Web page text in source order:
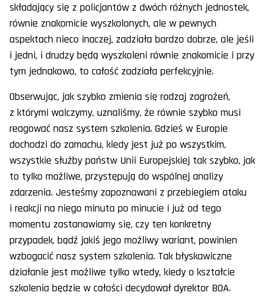
składający się z policjantów z dwóch różnych jednostek,
równie znakomicie wyszkolonych, ale w pewnych
aspektach nieco inaczej, zadziała bardzo dobrze, ale jeśli
i jedni, i drudzy będą wyszkoleni równie znakomicie i przy
tym jednakowo, to całość zadziała perfekcyjnie.
Obserwując, jak szybko zmienia się rodzaj zagrożeń,
z którymi walczymy, uznaliśmy, że równie szybko musi
reagować nasz system szkolenia. Gdzieś w Europie
dochodzi do zamachu, kiedy jest już po wszystkim,
wszystkie służby państw Unii Europejskiej tak szybko, jak
to tylko możliwe, przystępują do wspólnej analizy
zdarzenia. Jesteśmy zapoznawani z przebiegiem ataku
i reakcji na niego minuta po minucie i już od tego
momentu zastanawiamy się, czy ten konkretny
przypadek, bądź jakiś jego możliwy wariant, powinien
wzbogacić nasz system szkolenia. Tak błyskawiczne
działanie jest możliwe tylko wtedy, kiedy o kształcie
szkolenia będzie w całości decydował dyrektor BOA.